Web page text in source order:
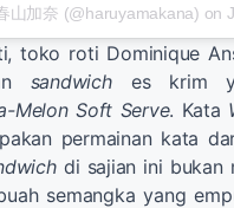
山加奈 (@haruyamakana) on
toko roti Dominique
sandwiches krim
Melon Soft Serve. Kata
permainan kata
di sajian ini bukan
semangka yang